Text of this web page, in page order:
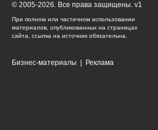
© 2005-2026. Все права защищены. v1
При полном или частичном использовании
материалов, опубликованных на страницах
сайта, ссылка на источник обязательна.
Бизнес-материалы Реклама